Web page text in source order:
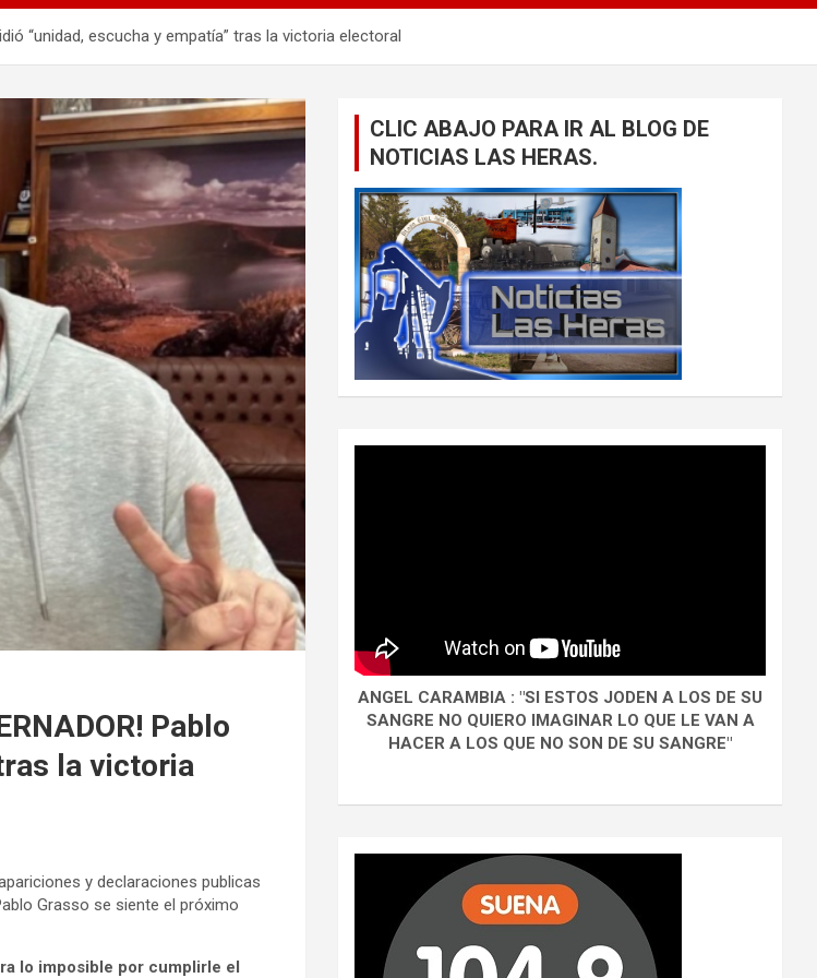
“unidad, escucha y empatía” tras la victoria electoral
Pablo
la victoria
y declaraciones publicas
Grasso se siente el próximo
lo imposible por cumplirle el
CLIC ABAJO PARA IR AL BLOG DE
NOTICIAS LAS HERAS.
ANGEL CARAMBIA : "SI ESTOS JODEN A LOS DE SU
SANGRE NO QUIERO IMAGINAR LO QUE LE VAN A
HACER A LOS QUE NO SON DE SU SANGRE"